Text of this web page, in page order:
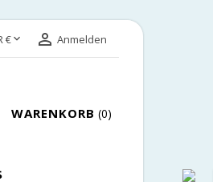
€  Anmelden
WARENKORB 0